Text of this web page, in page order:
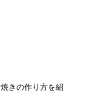
きの作り方を紹